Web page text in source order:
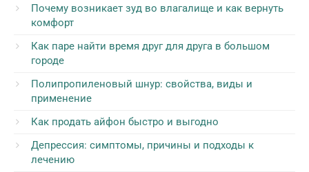
Почему возникает зуд во влагалище и как вернуть
комфорт
Как паре найти время друг для друга в большом
городе
Полипропиленовый шнур: свойства, виды и
применение
Как продать айфон быстро и выгодно
Депрессия: симптомы, причины и подходы к
лечению